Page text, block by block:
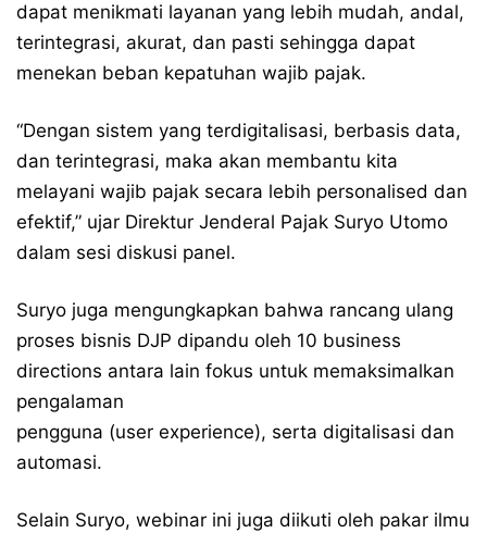
dapat menikmati layanan yang lebih mudah, andal,
terintegrasi, akurat, dan pasti sehingga dapat
menekan beban kepatuhan wajib pajak.
“Dengan sistem yang terdigitalisasi, berbasis data,
dan terintegrasi, maka akan membantu kita
melayani wajib pajak secara lebih personalised dan
efektif,” ujar Direktur Jenderal Pajak Suryo Utomo
dalam sesi diskusi panel.
Suryo juga mengungkapkan bahwa rancang ulang
proses bisnis DJP dipandu oleh 10 business
directions antara lain fokus untuk memaksimalkan
pengalaman
pengguna (user experience), serta digitalisasi dan
automasi.
Selain Suryo, webinar ini juga diikuti oleh pakar ilmu